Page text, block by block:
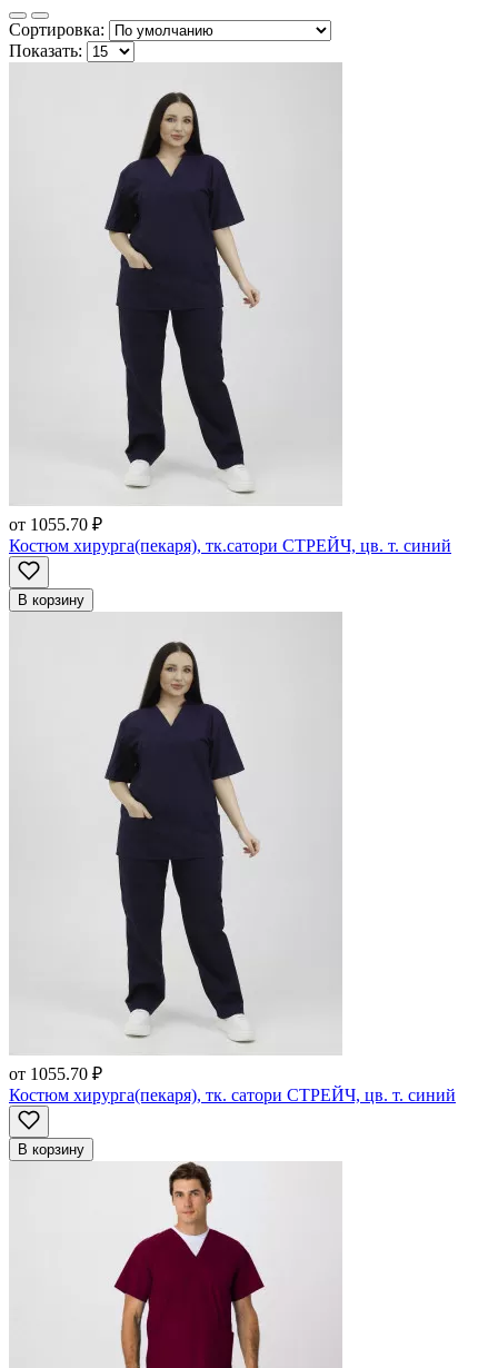
Сортировка:
Показать:
от 1055.70 ₽
Костюм хирурга(пекаря), тк.сатори СТРЕЙЧ, цв. т. синий
В корзину
от 1055.70 ₽
Костюм хирурга(пекаря), тк. сатори СТРЕЙЧ, цв. т. синий
В корзину